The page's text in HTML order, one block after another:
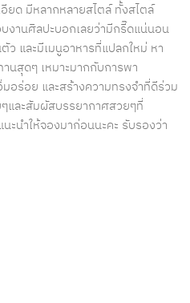
ยด มีหลากหลายสไตล์ ทั้งสไตล์
งานศิลปะบอกเลยว่ามีกรี๊ดแน่นอน
และมีเมนูอาหารที่แปลกใหม่ หา
นสุดๆ เหมาะมากกับการพา
อร่อย และสร้างความทรงจำที่ดีร่วม
และสัมผัสบรรยากาศสวยๆที่
ำให้จองมาก่อนนะคะ รับรองว่า